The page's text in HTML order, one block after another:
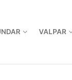
VALPAR